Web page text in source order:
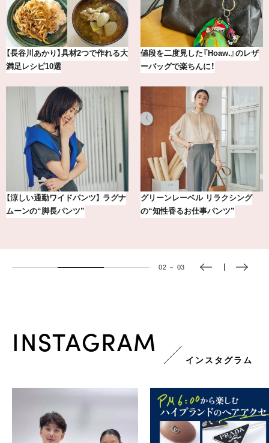
【2026年8月】鏡リュウジの12星座
別占い
気分が上がる「フルラ」のアイウェ
アを「眼鏡市場」で探して。
【銀座かねまつ】おしゃれ＆快適な
黒スニーカー4選
冷凍宅配食【nosh-ナッシュ】で叶
える、がんばる私の「がん…
03 － 03
INSTAGRAM
インスタグラム